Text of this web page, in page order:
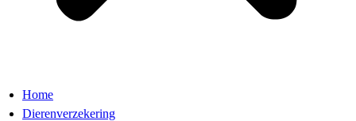
Home
Dierenverzekering